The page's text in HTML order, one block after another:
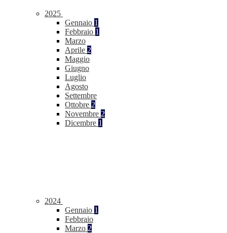
2025
Gennaio 1
Febbraio 1
Marzo
Aprile 2
Maggio
Giugno
Luglio
Agosto
Settembre
Ottobre 2
Novembre 2
Dicembre 1
2024
Gennaio 1
Febbraio
Marzo 2